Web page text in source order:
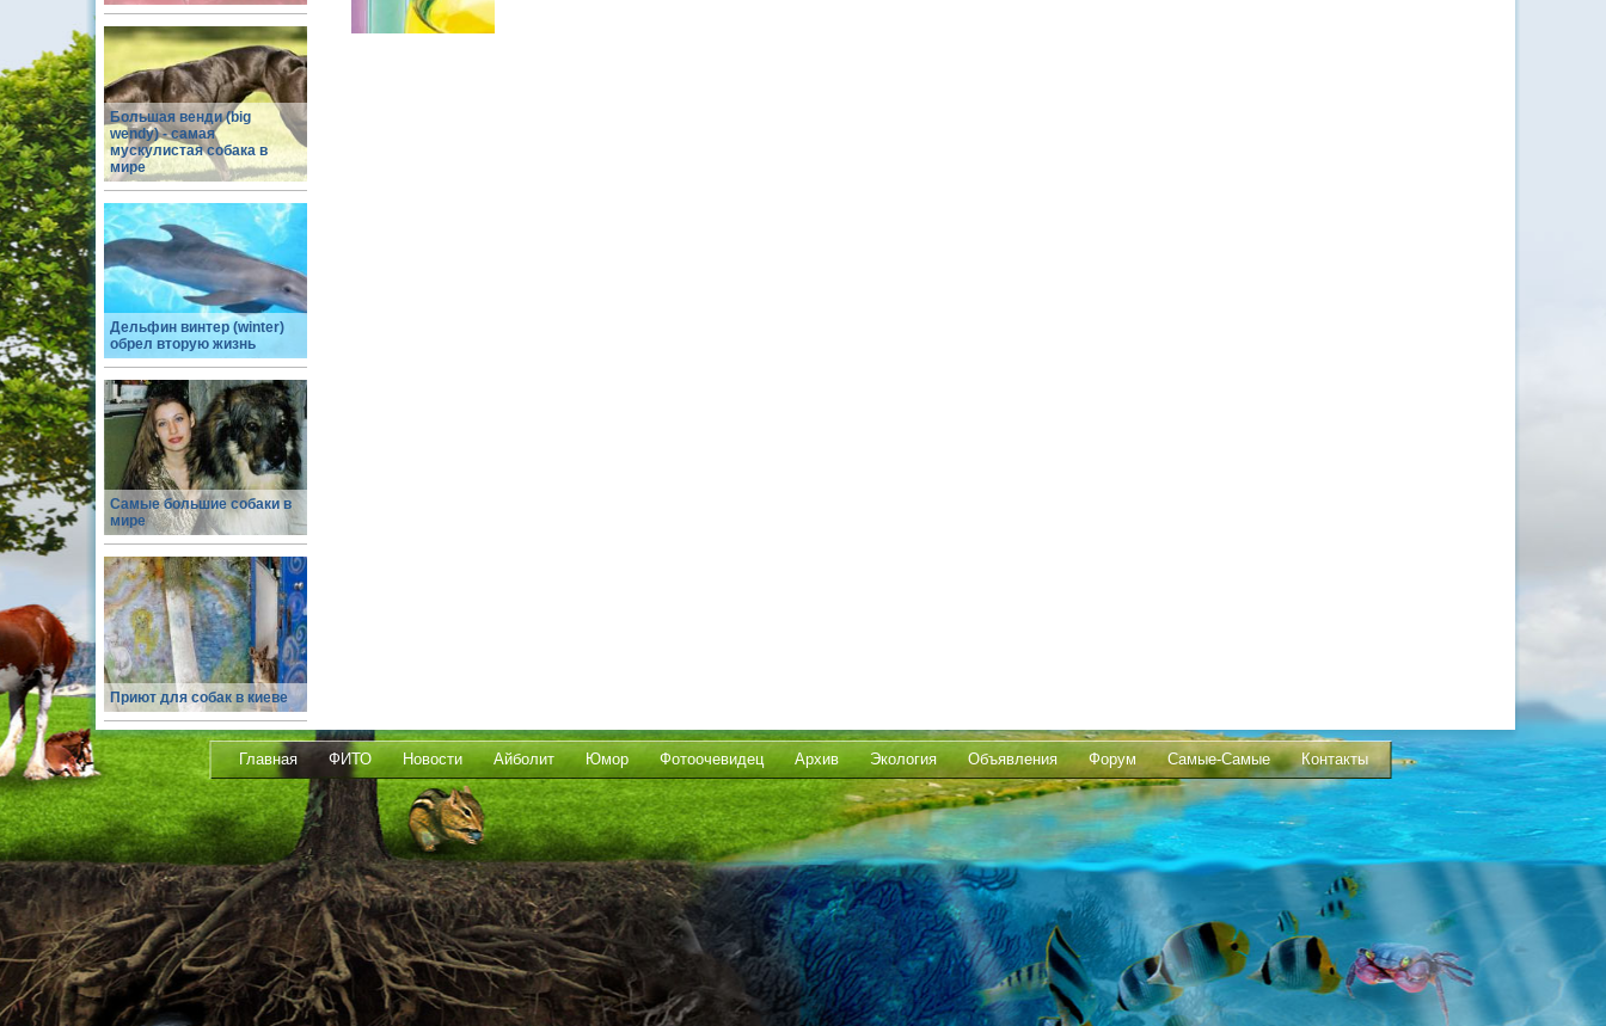
Большая венди (big
wendy) - самая
мускулистая собака в
мире
Дельфин винтер (winter)
обрел вторую жизнь
Самые большие собаки в
мире
Приют для собак в киеве
Главная ФИТО Новости Айболит Юмор Фотоочевидец Архив Экология Объявления Форум Самые-Самые Контакты